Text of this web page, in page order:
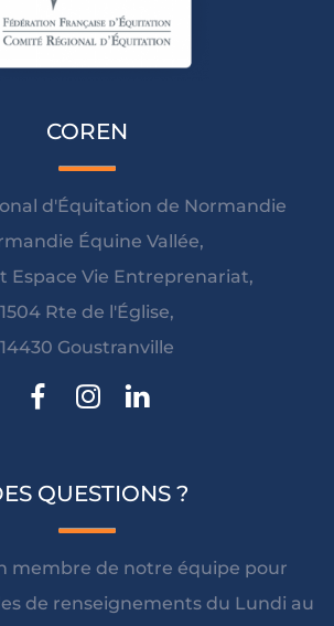
COREN
d'Équitation de Normandie
Équine Vallée,
Espace Vie Entreprenariat,
1504 Rte de l'Église,
14430 Goustranville
QUESTIONS ?
membre de notre équipe pour
de renseignements du Lundi au